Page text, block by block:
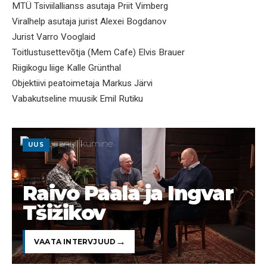
MTÜ Tsiviilallianss asutaja Priit Vimberg
Viralhelp asutaja jurist Alexei Bogdanov
Jurist Varro Vooglaid
Toitlustusettevõtja (Mem Cafe) Elvis Brauer
Riigikogu liige Kalle Grünthal
Objektiivi peatoimetaja Markus Järvi
Vabakutseline muusik Emil Rutiku
UUS
Raivo Paala ja Ingvar
Tšižikov
VAATA INTERVJUUD